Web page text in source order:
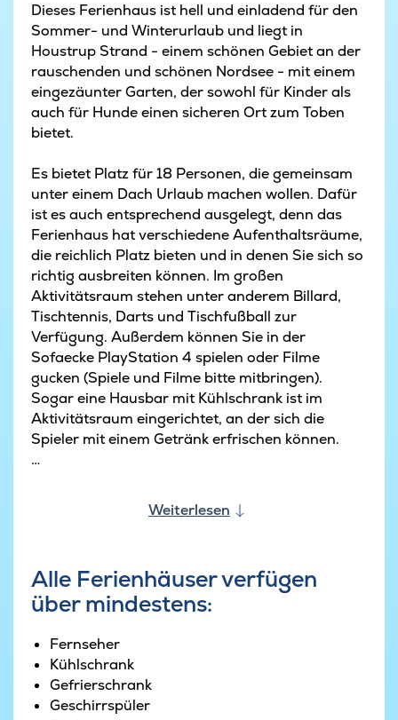
Dieses Ferienhaus ist hell und einladend für den
Sommer- und Winterurlaub und liegt in
Houstrup Strand - einem schönen Gebiet an der
rauschenden und schönen Nordsee - mit einem
eingezäunter Garten, der sowohl für Kinder als
auch für Hunde einen sicheren Ort zum Toben
bietet.
Es bietet Platz für 18 Personen, die gemeinsam
unter einem Dach Urlaub machen wollen. Dafür
ist es auch entsprechend ausgelegt, denn das
Ferienhaus hat verschiedene Aufenthaltsräume,
die reichlich Platz bieten und in denen Sie sich so
richtig ausbreiten können. Im großen
Aktivitätsraum stehen unter anderem Billard,
Tischtennis, Darts und Tischfußball zur
Verfügung. Außerdem können Sie in der
Sofaecke PlayStation 4 spielen oder Filme
gucken (Spiele und Filme bitte mitbringen).
Sogar eine Hausbar mit Kühlschrank ist im
Aktivitätsraum eingerichtet, an der sich die
Spieler mit einem Getränk erfrischen können.
für Entspannung und Bewegung gleichermaßen.
Hier steht ein 18 m2 großer Swimmingpool mit
Erlebnis sorgt der Whirlpool und die Sauna
wärmt an kalten Tagen.
Der große Aufenthaltsraum liegt in der Mitte des
Ferienhauses. Er hat hohe Decken und bietet
genug Platz für alle. Die Küche ist mit je zwei
Spülmaschinen und Backöfen ausgestattet, was
Weiterlesen
Alle Ferienhäuser verfügen
über mindestens:
Fernseher
Kühlschrank
Gefrierschrank
Geschirrspüler